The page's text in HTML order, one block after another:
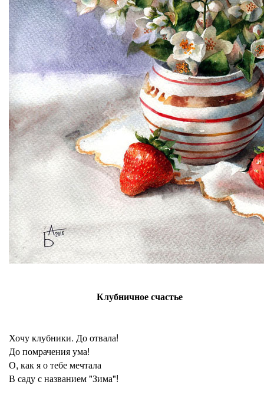
Клубничное счастье
Хочу клубники. До отвала!
До помрачения ума!
О, как я о тебе мечтала
В саду с названием "Зима"!